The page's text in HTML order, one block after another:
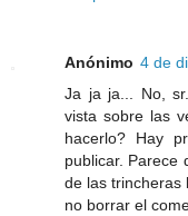
Anónimo 4 de
Ja ja ja... No,
vista sobre las
hacerlo? Hay
publicar. Parece
de las trincheras
no borrar el